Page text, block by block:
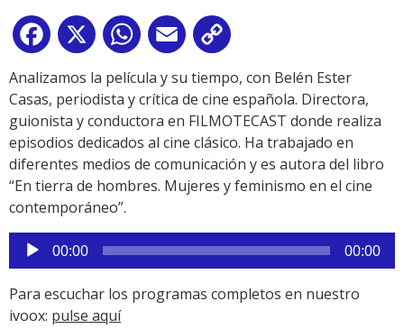
Facebook
X WhatsApp
Email
Link
Analizamos la película y su tiempo, con Belén Ester
Casas, periodista y crítica de cine española. Directora,
guionista y conductora en FILMOTECAST donde realiza
episodios dedicados al cine clásico. Ha trabajado en
diferentes medios de comunicación y es autora del libro
“En tierra de hombres. Mujeres y feminismo en el cine
contemporáneo”.
Reproductor
de
audio
00:00 00:00
Para escuchar los programas completos en nuestro
ivoox: pulse aquí